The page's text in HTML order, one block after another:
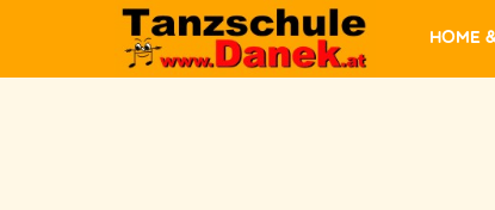
Home